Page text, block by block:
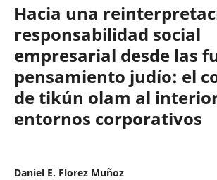
Hacia una
responsabilidad social
empresarial desde las
pensamiento judío: el
de tikún olam al
entornos corporativos
Daniel E. Florez Muñoz